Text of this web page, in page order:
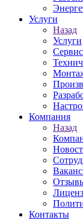
Услуги
Назад
Услуги
Компания
Назад
Контакты